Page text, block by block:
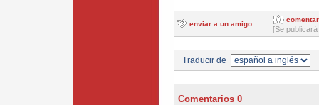
enviar a un amigo
comentar
[Se
Traducir de
Comentarios 0